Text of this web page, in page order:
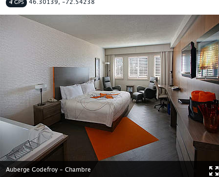
GPS 46.30139, -72.54238
Auberge Godefroy - Chambre